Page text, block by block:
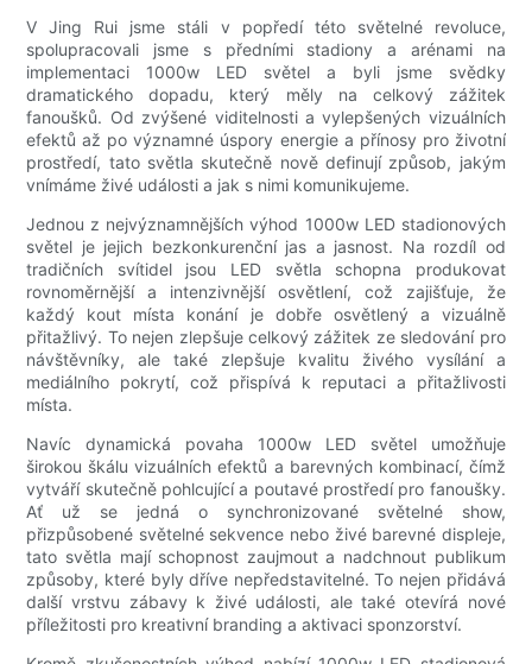
V Jing Rui jsme stáli v popředí této světelné revoluce,
spolupracovali jsme s předními stadiony a arénami na
implementaci 1000w LED světel a byli jsme svědky
dramatického dopadu, který měly na celkový zážitek
fanoušků. Od zvýšené viditelnosti a vylepšených vizuálních
efektů až po významné úspory energie a přínosy pro životní
prostředí, tato světla skutečně nově definují způsob, jakým
vnímáme živé události a jak s nimi komunikujeme.
Jednou z nejvýznamnějších výhod 1000w LED stadionových
světel je jejich bezkonkurenční jas a jasnost. Na rozdíl od
tradičních svítidel jsou LED světla schopna produkovat
rovnoměrnější a intenzivnější osvětlení, což zajišťuje, že
každý kout místa konání je dobře osvětlený a vizuálně
přitažlivý. To nejen zlepšuje celkový zážitek ze sledování pro
návštěvníky, ale také zlepšuje kvalitu živého vysílání a
mediálního pokrytí, což přispívá k reputaci a přitažlivosti
místa.
Navíc dynamická povaha 1000w LED světel umožňuje
širokou škálu vizuálních efektů a barevných kombinací, čímž
vytváří skutečně pohlcující a poutavé prostředí pro fanoušky.
Ať už se jedná o synchronizované světelné show,
přizpůsobené světelné sekvence nebo živé barevné displeje,
tato světla mají schopnost zaujmout a nadchnout publikum
způsoby, které byly dříve nepředstavitelné. To nejen přidává
další vrstvu zábavy k živé události, ale také otevírá nové
příležitosti pro kreativní branding a aktivaci sponzorství.